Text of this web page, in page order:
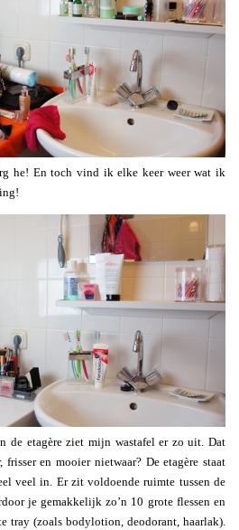
he! En toch vind ik elke keer weer wat ik
de etagère ziet mijn wastafel er zo uit. Dat
en mooier nietwaar? De etagère staat
veel in. Er zit voldoende ruimte tussen de
je gemakkelijk zo’n 10 grote flessen en
tray (zoals bodylotion, deodorant, haarlak).